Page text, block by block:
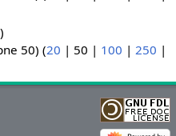
)
50) (20 | 50 | 100 | 250 |